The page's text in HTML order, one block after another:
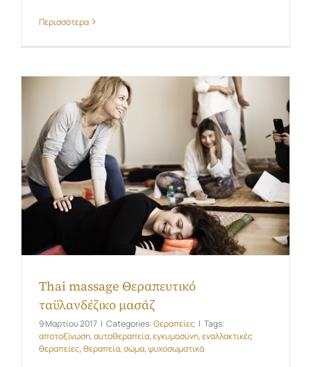
Περισσότερα
Thai massage Θεραπευτικό
ταϋλανδέζικο μασάζ
9 Μαρτίου 2017 | Categories:Θεραπείες | Tags:
αποτοξίνωση,αυτοθεραπεία,εγκυμοσύνη,εναλλακτικές
θεραπείες,θεραπεία,σώμα,ψυχοσωματικά